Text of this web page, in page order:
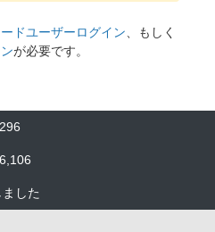
ドユーザーログイン、もしく
が必要です。
した